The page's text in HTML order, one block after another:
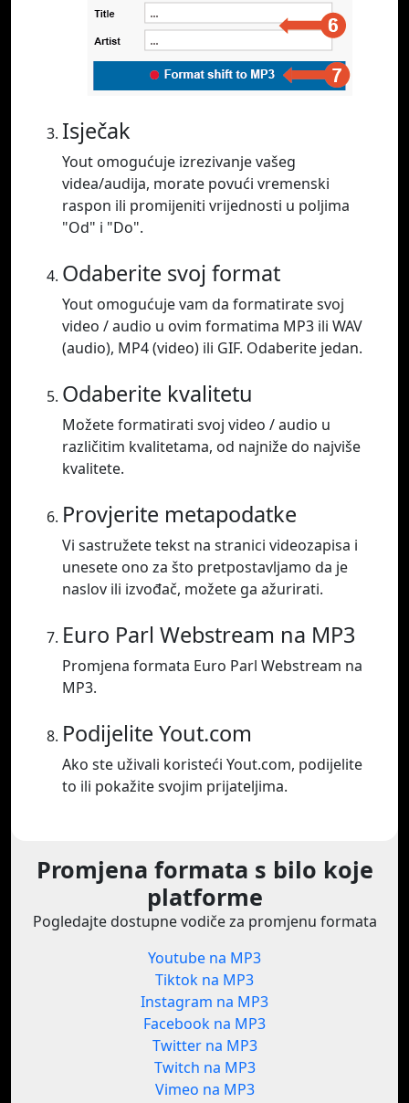
Isječak
Yout omogućuje izrezivanje vašeg
videa/audija, morate povući vremenski
raspon ili promijeniti vrijednosti u poljima
"Od" i "Do".
Odaberite svoj format
Yout omogućuje vam da formatirate svoj
video / audio u ovim formatima MP3 ili WAV
(audio), MP4 (video) ili GIF. Odaberite jedan.
Odaberite kvalitetu
Možete formatirati svoj video / audio u
različitim kvalitetama, od najniže do najviše
kvalitete.
Provjerite metapodatke
Vi sastružete tekst na stranici videozapisa i
unesete ono za što pretpostavljamo da je
naslov ili izvođač, možete ga ažurirati.
Euro Parl Webstream na MP3
Promjena formata Euro Parl Webstream na
MP3.
Podijelite Yout.com
Ako ste uživali koristeći Yout.com, podijelite
to ili pokažite svojim prijateljima.
Promjena formata s bilo koje
platforme
Pogledajte dostupne vodiče za promjenu formata
Youtube na MP3
Tiktok na MP3
Instagram na MP3
Facebook na MP3
Twitter na MP3
Twitch na MP3
Vimeo na MP3